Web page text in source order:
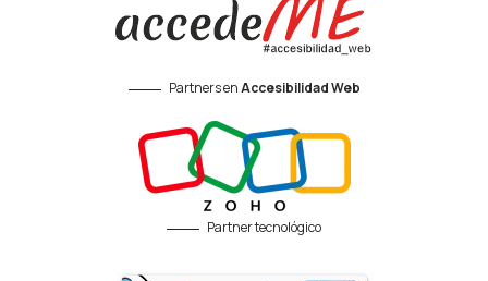
Partners enAccesibilidad Web
Partner tecnológico